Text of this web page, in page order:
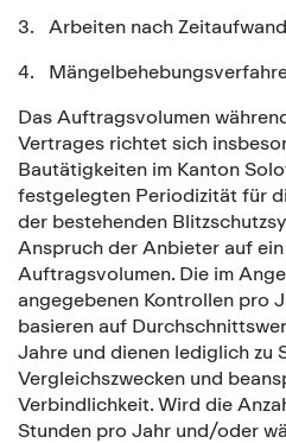
3. Arbeiten nach
4.
Das Auftragsvolumen
Vertrages richtet sich
Bautätigkeiten im Kanton
festgelegten Periodizität für
der bestehenden
Anspruch der Anbieter auf
Auftragsvolumen. Die im
angegebenen Kontrollen pro
basieren auf
Jahre und dienen lediglich zu
Vergleichszwecken und
Verbindlichkeit. Wird die
Stunden pro Jahr und/oder